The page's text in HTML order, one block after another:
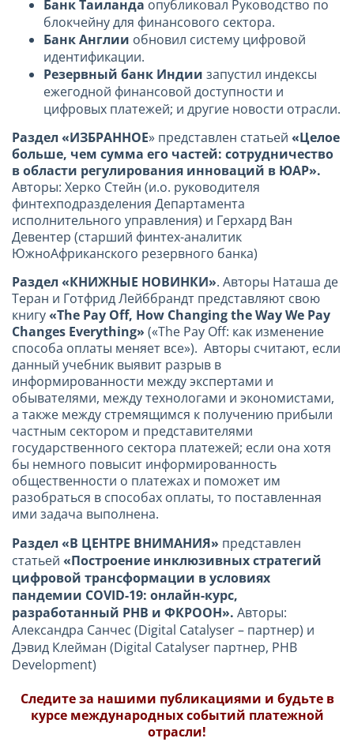
Банк Таиланда опубликовал Руководство по
блокчейну для финансового сектора.
Банк Англии обновил систему цифровой
идентификации.
Резервный банк Индии запустил индексы
ежегодной финансовой доступности и
цифровых платежей; и другие новости отрасли.
Раздел «ИЗБРАННОЕ» представлен статьей «Целое
больше, чем сумма его частей: сотрудничество
в области регулирования инноваций в ЮАР».
Авторы: Херко Стейн (и.о. руководителя
финтехподразделения Департамента
исполнительного управления) и Герхард Ван
Девентер (старший финтех-аналитик
ЮжноАфриканского резервного банка)
Раздел «КНИЖНЫЕ НОВИНКИ». Авторы Наташа де
Теран и Готфрид Лейббрандт представляют свою
книгу«The Pay Off, How Changing the Way We Pay
Changes Everything» («The Pay Off: как изменение
способа оплаты меняет все»). Авторы считают, если
данный учебник выявит разрыв в
информированности между экспертами и
обывателями, между технологами и экономистами,
а также между стремящимся к получению прибыли
частным сектором и представителями
государственного сектора платежей; если она хотя
бы немного повысит информированность
общественности о платежах и поможет им
разобраться в способах оплаты, то поставленная
ими задача выполнена.
Раздел «В ЦЕНТРЕ ВНИМАНИЯ» представлен
статьей «Построение инклюзивных стратегий
цифровой трансформации в условиях
пандемии COVID-19: онлайн-курс,
разработанный PHB и ФКРООН». Авторы:
Александра Санчес (Digital Catalyser – партнер) и
Дэвид Клейман (Digital Catalyser партнер, PHB
Development)
Следите за нашими публикациями и будьте в
курсе международных событий платежной
отрасли!